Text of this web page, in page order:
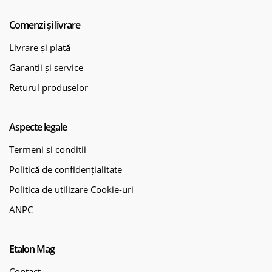
Comenzi și livrare
Livrare și plată
Garanții și service
Returul produselor
Aspecte legale
Termeni si conditii
Politică de confidențialitate
Politica de utilizare Cookie-uri
ANPC
Etalon Mag